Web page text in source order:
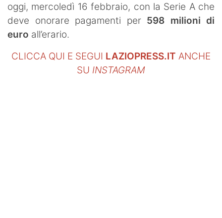
oggi, mercoledì 16 febbraio, con la Serie A che
deve onorare pagamenti per 598 milioni di
euro all’erario.
CLICCA QUI E SEGUI LAZIOPRESS.IT ANCHE
SU INSTAGRAM